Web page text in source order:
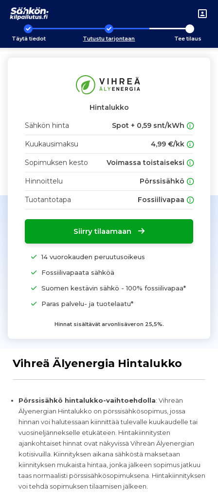
Täytä tiedot Tutustu tarjontaan Tee tilaus
Hintalukko
Sähkön hinta Spot + 0,59 snt/kWh
Kuukausimaksu 4,99 €/kk
Sopimuksen kesto Voimassa toistaiseksi
Hinnoittelu Pörssisähkö
Tuotantotapa Fossiilivapaa
Siirry tilaamaan
14 vuorokauden peruutusoikeus
Fossiilivapaata sähköä
Suomen kestävin sähkö - 100% fossiilivapaa*
Paras palvelu- ja tuotelaatu*
Hinnat sisältävät arvonlisäveron 25,5%.
Vihreä Älyenergia Hintalukko
Pörssisähkö hintalukko-vaihtoehdolla: Vihreän
Älyenergian Hintalukko on pörssisähkösopimus, jossa
hinnan voi halutessaan kiinnittää tulevalle kuukaudelle tai
vuosineljännekselle etukäteen. Hintakiinnitysten
ajankohtaiset hinnat ovat näkyvissä Vihreän Älyenergian
kotisivuilla. Kiinnityksen aikana sähköstä maksetaan
kiinnityksen mukaista hintaa, jonka jälkeen sopimus jatkuu
taas normaalisti pörssisähkösopimuksena. Hintakiinnityksen
voi tehdä sopimuksen tilaamisen jälkeen.